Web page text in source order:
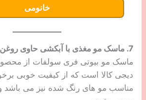
خانومی
7. ماسک مو مغذی با آبکشی حاوی روغن های گیاهی
ماسک مو بیوتی فری سولفات از
دیجی کالا است که از کیفیت خوبی
مناسب مو های رنگ شده نیز می باشد